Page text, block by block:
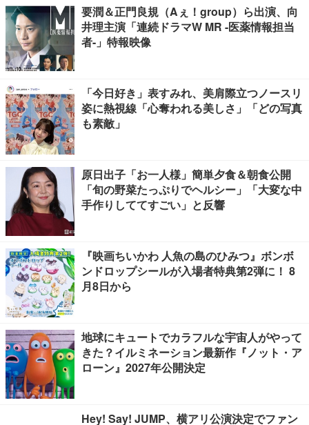
要潤＆正門良規（Aぇ！group）ら出演、向
井理主演「連続ドラマW MR -医薬情報担当
者-」特報映像
「今日好き」表すみれ、美肩際立つノースリ
姿に熱視線「心奪われる美しさ」「どの写真
も素敵」
原日出子「お一人様」簡単夕食＆朝食公開
「旬の野菜たっぷりでヘルシー」「大変な中
手作りしててすごい」と反響
『映画ちいかわ 人魚の島のひみつ』ボンボ
ンドロップシールが入場者特典第2弾に！ 8
月8日から
地球にキュートでカラフルな宇宙人がやって
きた？イルミネーション最新作『ノット・ア
ローン』2027年公開決定
Hey! Say! JUMP、横アリ公演決定でファン